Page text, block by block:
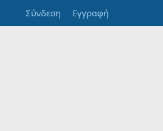
Σύνδεση Εγγραφή